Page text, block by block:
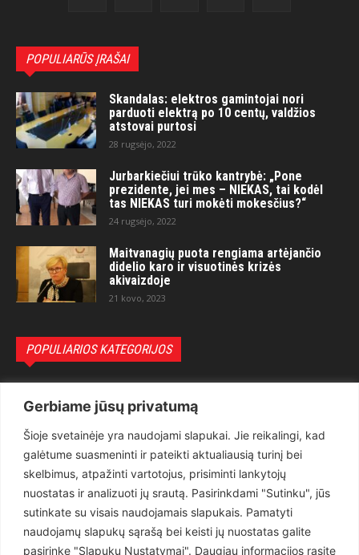
Gerbiame jūsų privatumą
Šioje svetainėje yra naudojami slapukai. Jie reikalingi, kad
galėtume suasmeninti ir pateikti aktualiausią turinį bei
skelbimus, atpažinti vartotojus, prisiminti lankytojų
nuostatas ir analizuoti jų srautą. Pasirinkdami "Sutinku", jūs
sutinkate su visais naudojamais slapukais. Pamatyti
naudojamų slapukų sąrašą bei keisti jų nuostatas galite
pasirinkę "Slapukų Nustatymai". Daugiau informacijos rasite
POPULIARŪS ĮRAŠAI
Skandalas: elektros gamintojai nori
parduoti elektrą po 10 centų, valdžios
atstovai purtosi
28 rugsėjo, 2022
Jurbarkiečiui trūko kantrybė: „Pone
prezidente, jei mes – NIEKAS, tai kodėl
tas NIEKAS turi mokėti mokesčius?“
24 rugsėjo, 2022
Maitvanagių puota rengiama artėjančio
didelio karo ir visuotinės krizės
akivaizdoje
21 kovo, 2023
POPULIARIOS KATEGORIJOS
Teisėsauga
1497
Aktualu
Lietuva
619
Pasaulis
Статьи на русском